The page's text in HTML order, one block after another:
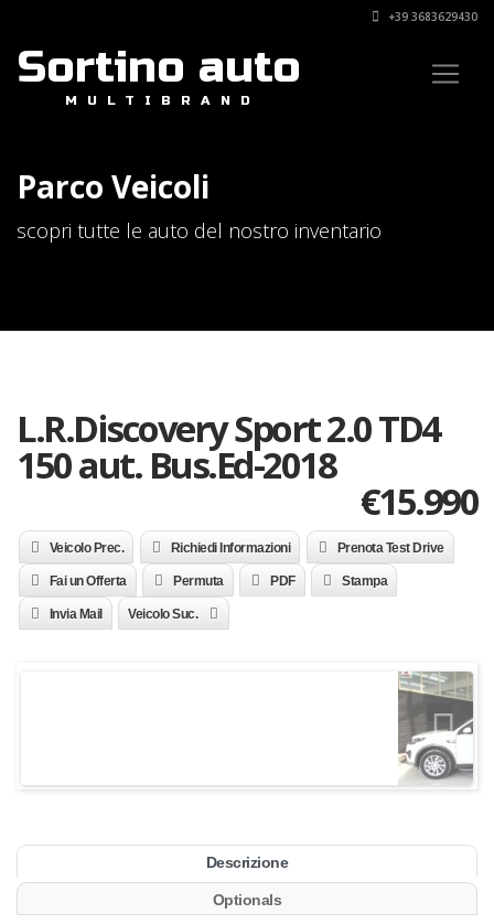
+39 3683629430
Sortino auto
MULTIBRAND
Parco Veicoli
scopri tutte le auto del nostro inventario
L.R.Discovery Sport 2.0 TD4
150 aut. Bus.Ed-2018
€15.990
Veicolo Prec. Richiedi Informazioni Prenota Test Drive
Fai un Offerta Permuta PDF Stampa
Invia Mail Veicolo Suc.
Descrizione
Optionals